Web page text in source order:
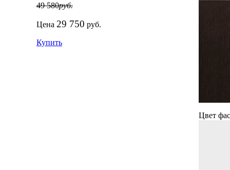
49 580руб.
Цена 29 750 руб.
Купить
Цвет